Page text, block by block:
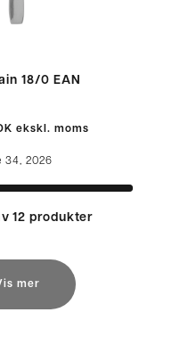
18/0 EAN
ekskl. moms
34, 2026
12 produkter
mer